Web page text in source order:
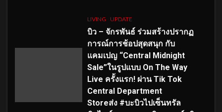
LIVING UPDATE
บิว – จักรพันธ์ ร่วมสร้างปรากฏ
การณ์การช้อปสุดสนุก กับ
แคมเปญ “Central Midnight
Sale”ในรูปแบบ On The Way
Live ครั้งแรก! ผ่าน Tik Tok
Central Department
Storeส่ง #บะบิวไปเซ็นทรัล